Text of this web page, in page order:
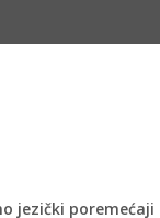
jezički poremećaji